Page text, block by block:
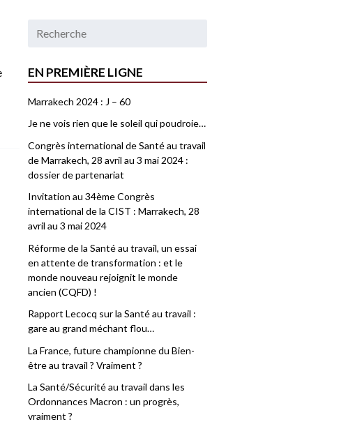
EN PREMIÈRE LIGNE
Marrakech 2024 : J – 60
Je ne vois rien que le soleil qui poudroie…
Congrès international de Santé au travail
de Marrakech, 28 avril au 3 mai 2024 :
dossier de partenariat
Invitation au 34ème Congrès
international de la CIST : Marrakech, 28
avril au 3 mai 2024
Réforme de la Santé au travail, un essai
en attente de transformation : et le
monde nouveau rejoignit le monde
ancien (CQFD) !
Rapport Lecocq sur la Santé au travail :
gare au grand méchant flou…
La France, future championne du Bien-
être au travail ? Vraiment ?
La Santé/Sécurité au travail dans les
Ordonnances Macron : un progrès,
vraiment ?